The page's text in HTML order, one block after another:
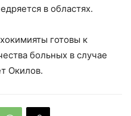
в областях.
готовы к
больных в случае
Окилов.